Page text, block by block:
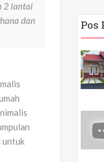
2 lantai
dan
untuk
Pos